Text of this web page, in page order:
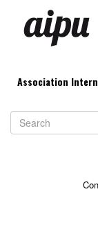
contenu
Association
Search